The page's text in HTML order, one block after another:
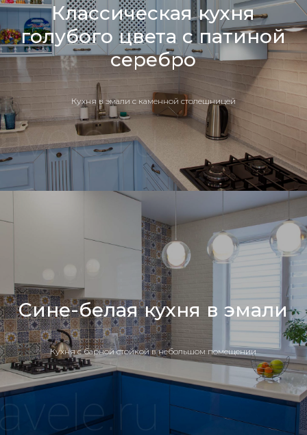
Классическая кухня
голубого цвета с патиной
серебро
Кухня в эмали с каменной столешницей
Сине-белая кухня в эмали
Кухня с барной стойкой в небольшом помещении